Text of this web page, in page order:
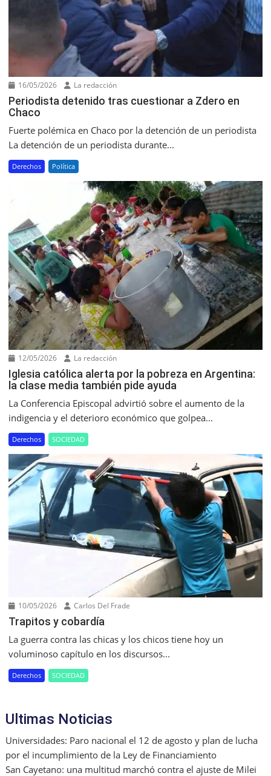
16/05/2026 La redacción
Periodista detenido tras cuestionar a Zdero en
Chaco
Fuerte polémica en Chaco por la detención de un periodista
La detención de un periodista durante...
Derechos Política
12/05/2026 La redacción
Iglesia católica alerta por la pobreza en Argentina:
la clase media también pide ayuda
La Conferencia Episcopal advirtió sobre el aumento de la
indigencia y el deterioro económico que golpea...
Derechos SOCIEDAD
10/05/2026 Carlos Del Frade
Trapitos y cobardía
La guerra contra las chicas y los chicos tiene hoy un
voluminoso capítulo en los discursos...
Derechos SOCIEDAD
Ultimas Noticias
Universidades: Paro nacional el 12 de agosto y plan de lucha
por el incumplimiento de la Ley de Financiamiento
San Cayetano: una multitud marchó contra el ajuste de Milei